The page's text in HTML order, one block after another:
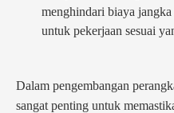
menghindari biaya
untuk pekerjaan sesuai
Dalam pengembangan
sangat penting untuk